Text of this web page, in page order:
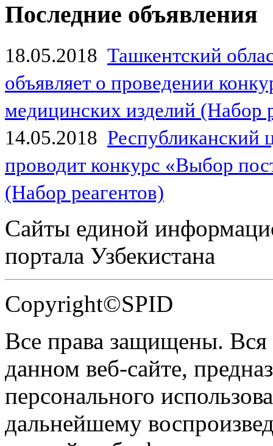
Последние объявления
18.05.2018 Ташкентский
объявляет о проведении
медицинских изделий (Набор
14.05.2018
проводит конкурс «Выбор
(Набор реагентов)
Сайты единой
портала Узбекистана
Copyright©SPID
Все права защищены.
данном веб-сайте,
персонального
дальнейшему